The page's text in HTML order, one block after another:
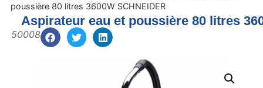
poussière 80 litres 3600W SCHNEIDER
Aspirateur eau et poussière 80 litres
50008